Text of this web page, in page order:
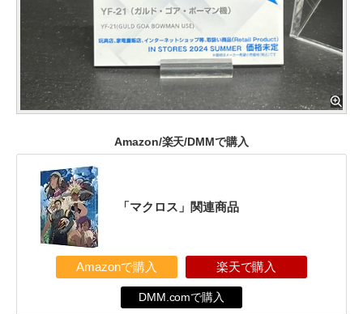
Amazon/楽天/DMMで購入
「マクロス」関連商品
Amazonで購入 楽天で購入
DMM.comで購入